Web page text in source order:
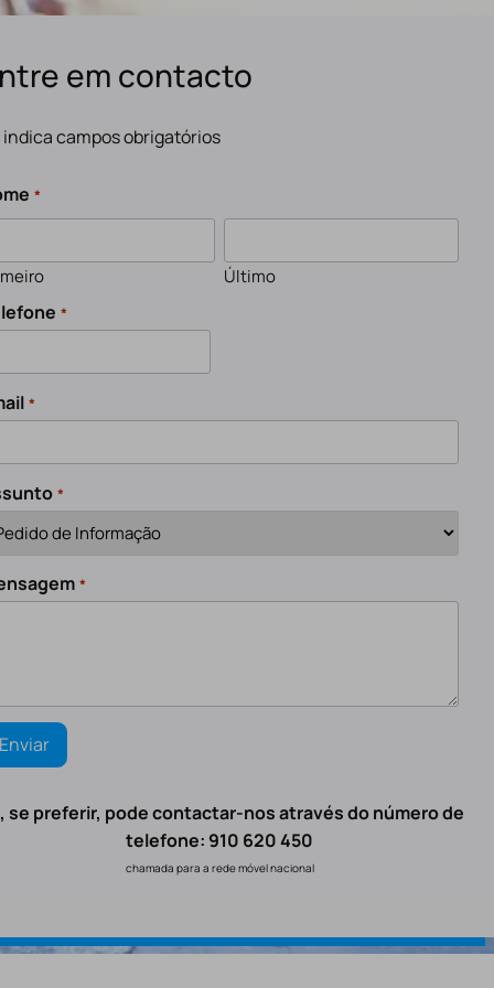
em contacto
indica campos obrigatórios
*
Último
*
*
*
*
se preferir, pode contactar-nos através do número de
telefone: 910 620 450
chamada para a rede móvel nacional